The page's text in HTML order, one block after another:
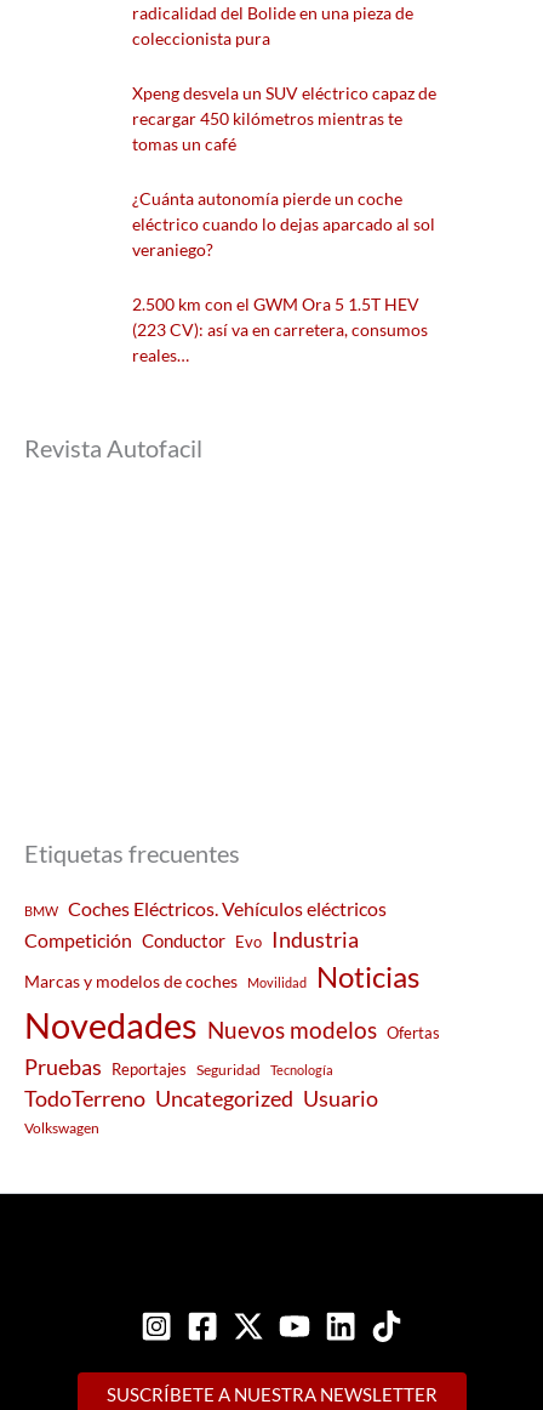
radicalidad del Bolide en una pieza de
coleccionista pura
Xpeng desvela un SUV eléctrico capaz de
recargar 450 kilómetros mientras te
tomas un café
¿Cuánta autonomía pierde un coche
eléctrico cuando lo dejas aparcado al sol
veraniego?
2.500 km con el GWM Ora 5 1.5T HEV
(223 CV): así va en carretera, consumos
reales…
Revista Autofacil
Etiquetas frecuentes
BMW
Coches Eléctricos. Vehículos eléctricos
Competición Conductor Evo Industria
Marcas y modelos de coches Movilidad Noticias
Novedades Nuevos modelos Ofertas
Pruebas Reportajes Seguridad Tecnología
TodoTerreno Uncategorized Usuario
Volkswagen
SUSCRÍBETE A NUESTRA NEWSLETTER